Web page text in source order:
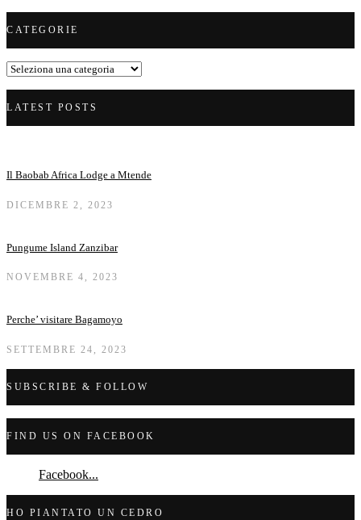
CATEGORIE
Categorie
LATEST POSTS
Il Baobab Africa Lodge a Mtende
DICEMBRE 2, 2023
Pungume Island Zanzibar
NOVEMBRE 4, 2023
Perche’ visitare Bagamoyo
SETTEMBRE 24, 2023
SUBSCRIBE & FOLLOW
FIND US ON FACEBOOK
Facebook...
HO PIANTATO UN CEDRO